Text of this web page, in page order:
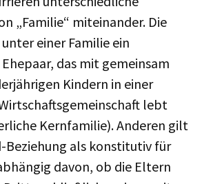
„Familie“ miteinander. Die
einer Familie ein
das mit gemeinsam
Kindern in einer
lebt
Kernfamilie). Anderen gilt
Beziehung als konstitutiv für
davon, ob die Eltern